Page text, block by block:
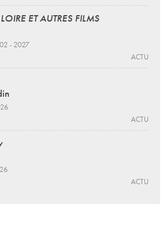
ET AUTRES FILMS
- 2027
ACTU
ACTU
ACTU